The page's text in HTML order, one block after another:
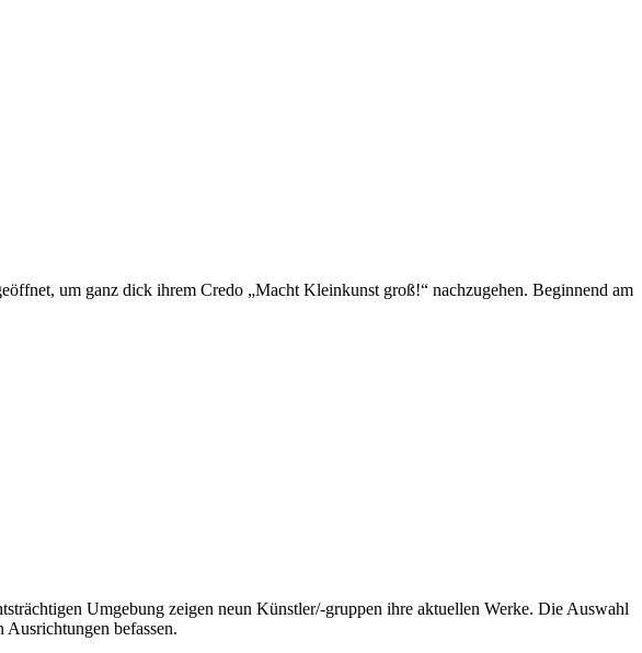
um ganz dick ihrem Credo „Macht Kleinkunst groß!“ nachzugehen. Beginnend am
Umgebung zeigen neun Künstler/-gruppen ihre aktuellen Werke. Die Auswahl
befassen.